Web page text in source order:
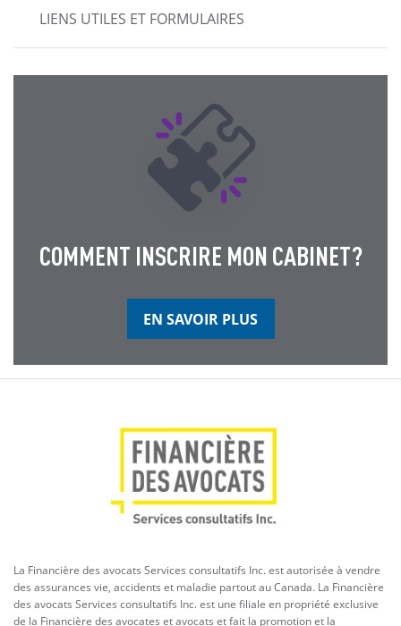
LIENS UTILES ET FORMULAIRES
COMMENT INSCRIRE MON CABINET?
EN SAVOIR PLUS
La Financière des avocats Services consultatifs Inc. est autorisée à vendre
des assurances vie, accidents et maladie partout au Canada. La Financière
des avocats Services consultatifs Inc. est une filiale en propriété exclusive
de la Financière des avocates et avocats et fait la promotion et la